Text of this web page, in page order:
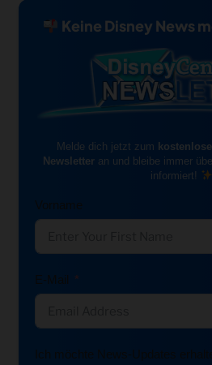
Keine Disney News
Melde dich jetzt zum
Newsletteran und bleibe immer
informiert!
Vorname
E-Mail
Ich möchte News-Updates